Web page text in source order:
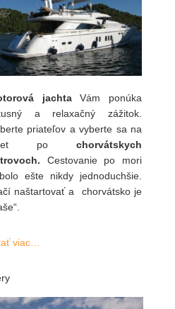
jachtaVám ponúka
a relaxačný zážitok.
priateľov a vyberte sa na
po chorvátskych
Cestovanie po mori
ešte nikdy jednoduchšie.
naštartovať a chorvátsko je
viac…